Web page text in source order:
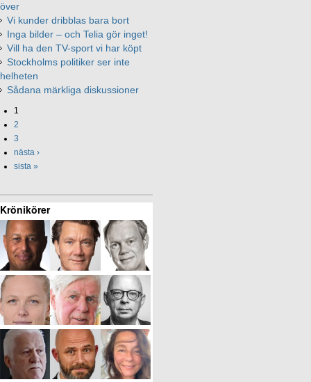
över
Vi kunder dribblas bara bort
Inga bilder – och Telia gör inget!
Vill ha den TV-sport vi har köpt
Stockholms politiker ser inte
helheten
Sådana märkliga diskussioner
1
2
3
nästa ›
sista »
Krönikörer